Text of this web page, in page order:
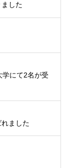
ました
学にて2名が受
れました